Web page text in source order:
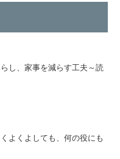
し、家事を減らす工夫～読
よくよしても、何の役にも